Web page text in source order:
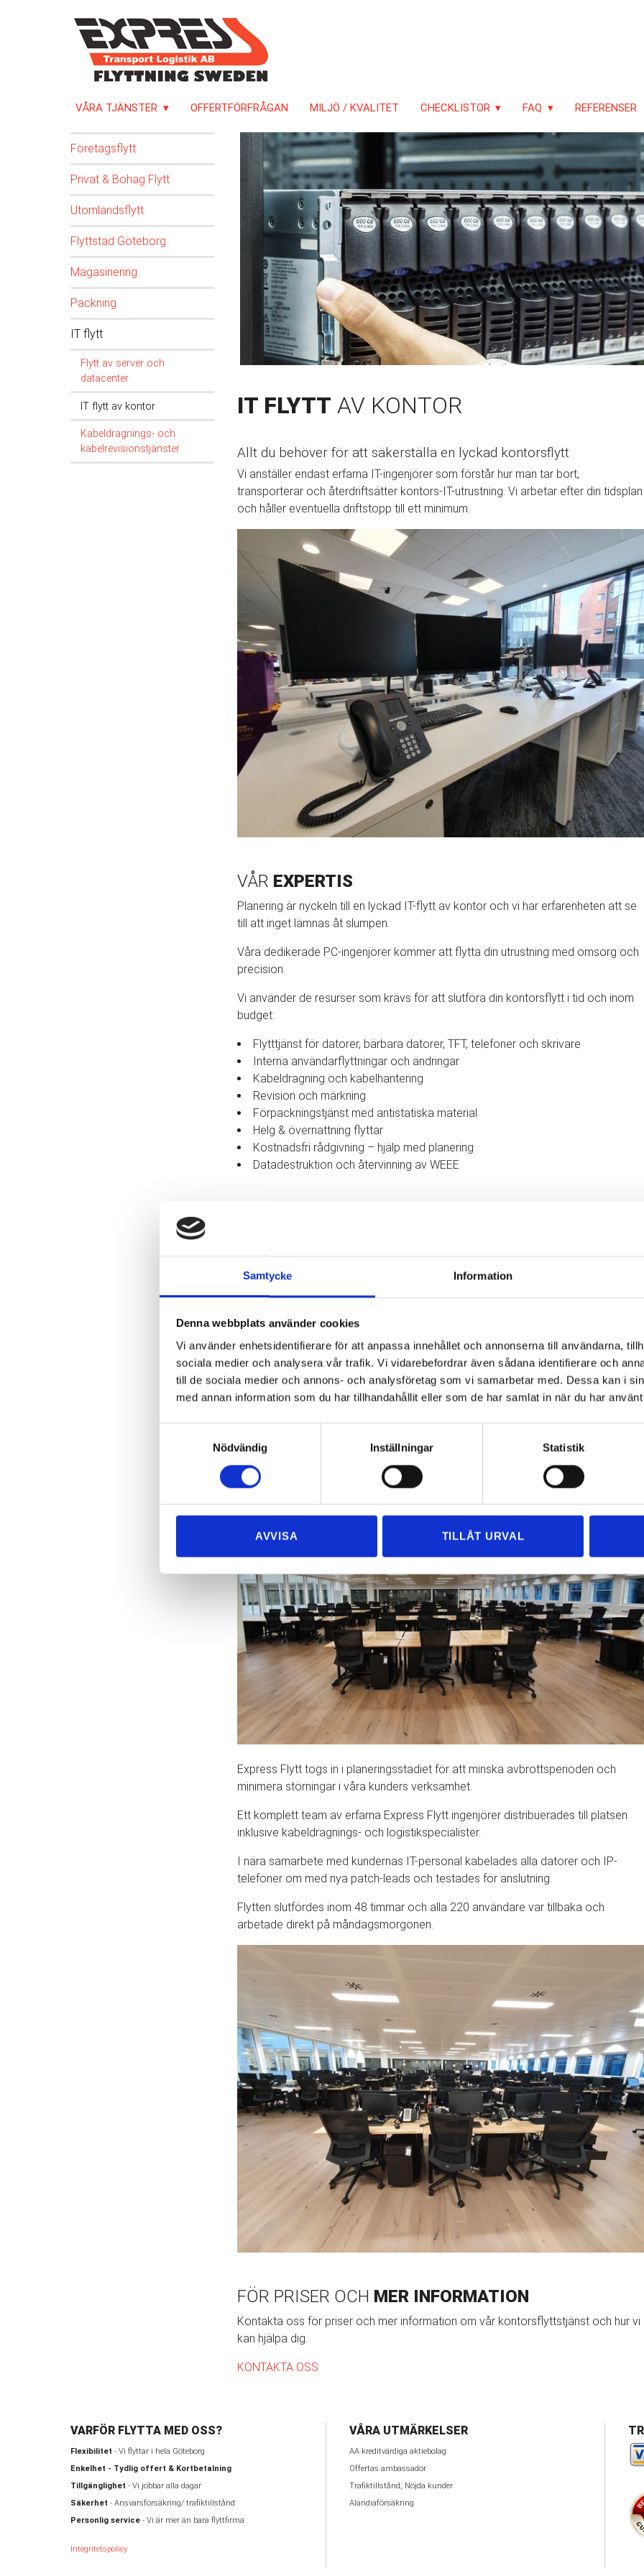
Samtycke Information
Denna webbplats använder cookies
Vi använder enhetsidentifierare för att anpassa innehållet och annonserna till användarna,
sociala medier och analysera vår trafik. Vi vidarebefordrar även sådana identifierare och
till de sociala medier och annons- och analysföretag som vi samarbetar med. Dessa kan i
med annan information som du har tillhandahållit eller som de har samlat in när du har
Nödvändig
Inställningar Statistik
AVVISA TILLÅT URVAL
VÅRA TJÄNSTER OFFERTFÖRFRÅGAN MILJÖ / KVALITET CHECKLISTOR FAQ REFERENSER
Företagsflytt
Privat & Bohag Flytt
Utomlandsflytt
Flyttstäd Göteborg
Magasinering
Packning
IT flytt
Flytt av server och
datacenter
IT flytt av kontor
Kabeldragnings- och
kabelrevisionstjänster
IT FLYTT AV KONTOR
Allt du behöver för att säkerställa en lyckad kontorsflytt
Vi anställer endast erfarna IT-ingenjörer som förstår hur man tar bort,
transporterar och återdriftsätter kontors-IT-utrustning. Vi arbetar efter din tidsplan
och håller eventuella driftstopp till ett minimum.
VÅR EXPERTIS
Planering är nyckeln till en lyckad IT-flytt av kontor och vi har erfarenheten att se
till att inget lämnas åt slumpen.
Våra dedikerade PC-ingenjörer kommer att flytta din utrustning med omsorg och
precision.
Vi använder de resurser som krävs för att slutföra din kontorsflytt i tid och inom
budget:
Flytttjänst för datorer, bärbara datorer, TFT, telefoner och skrivare
Interna användarflyttningar och ändringar
Kabeldragning och kabelhantering
Revision och märkning
Förpackningstjänst med antistatiska material
Helg & övernattning flyttar
Kostnadsfri rådgivning – hjälp med planering
Datadestruktion och återvinning av WEEE
DATOR och IT-utrustning att vara redo att användas.
Våra vanliga kunder använder Express Flytt eftersom de vet att vi kommer att
leverera ett stressfritt drag, i tid och inom budget.
FALLSTUDIE:
Express Flytt togs in i planeringsstadiet för att minska avbrottsperioden och
minimera störningar i våra kunders verksamhet.
Ett komplett team av erfarna Express Flytt ingenjörer distribuerades till platsen
inklusive kabeldragnings- och logistikspecialister.
I nära samarbete med kundernas IT-personal kabelades alla datorer och IP-
telefoner om med nya patch-leads och testades för anslutning.
Flytten slutfördes inom 48 timmar och alla 220 användare var tillbaka och
arbetade direkt på måndagsmorgonen.
FÖR PRISER OCH MER INFORMATION
Kontakta oss för priser och mer information om vår kontorsflyttstjänst och hur vi
kan hjälpa dig.
KONTAKTA OSS
VARFÖR FLYTTA MED OSS?
Flexibilitet - Vi flyttar i hela Göteborg
Enkelhet - Tydlig offert & Kortbetalning
Tillgänglighet - Vi jobbar alla dagar
Säkerhet - Ansvarsförsäkring/ trafiktillstånd
Personlig service- Vi är mer än bara flyttfirma
Integritetspolicy
VÅRA UTMÄRKELSER
AA kreditvärdiga aktiebolag
Offertas ambassadör
Trafiktillstånd, Nöjda kunder
Alandiaförsäkring